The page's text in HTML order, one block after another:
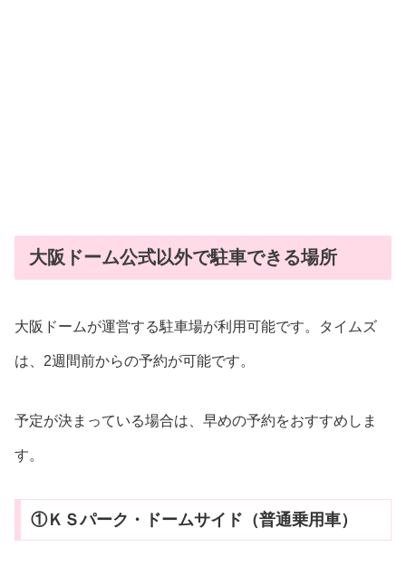
大阪ドーム公式以外で駐車できる場所
大阪ドームが運営する駐車場が利用可能です。タイムズ
は、2週間前からの予約が可能です。
予定が決まっている場合は、早めの予約をおすすめしま
す。
①ＫＳパーク・ドームサイド（普通乗用車）